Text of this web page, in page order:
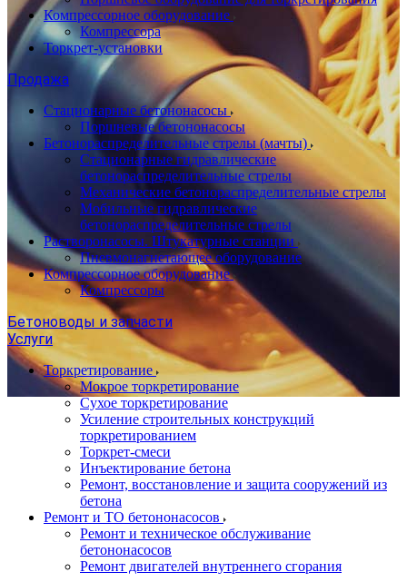
Компрессорное оборудование
Компрессора
Торкрет-установки
Продажа
Стационарные бетононасосы
Поршневые бетононасосы
Бетонораспределительные стрелы (мачты)
Стационарные гидравлические
бетонораспределительные стрелы
Механические бетонораспределительные стрелы
Мобильные гидравлические
бетонораспределительные стрелы
Растворонасосы. Штукатурные станции
Пневмонагнетающее оборудование
Компрессорное оборудование
Компрессоры
Бетоноводы и запчасти
Услуги
Торкретирование
Мокрое торкретирование
Сухое торкретирование
Усиление строительных конструкций
торкретированием
Торкрет-смеси
Инъектирование бетона
Ремонт, восстановление и защита сооружений из
бетона
Ремонт и ТО бетононасосов
Ремонт и техническое обслуживание
бетононасосов
Ремонт двигателей внутреннего сгорания